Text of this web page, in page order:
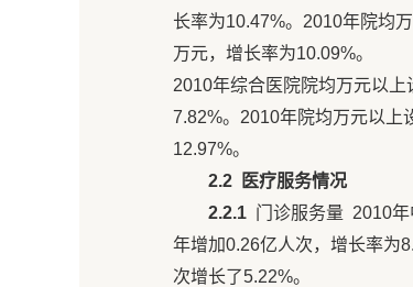
长率为10.47%。2010年院均
万元，增长率为10.09%。
2010年综合医院院均万元以
7.82%。2010年院均万元以上
12.97%。
2.2
医疗服务情况
2.2.1 门诊服务量 2010
年增加0.26亿人次，增长率为
次增长了5.22%。